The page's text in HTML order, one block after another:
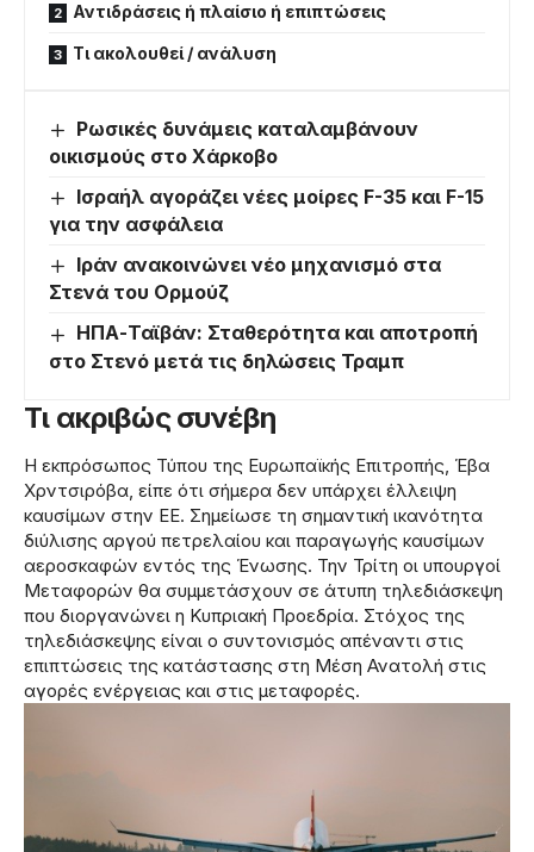
Αντιδράσεις ή πλαίσιο ή επιπτώσεις
Τι ακολουθεί / ανάλυση
Ρωσικές δυνάμεις καταλαμβάνουν
οικισμούς στο Χάρκοβο
Ισραήλ αγοράζει νέες μοίρες F-35 και F-15
για την ασφάλεια
Ιράν ανακοινώνει νέο μηχανισμό στα
Στενά του Ορμούζ
ΗΠΑ-Ταϊβάν: Σταθερότητα και αποτροπή
στο Στενό μετά τις δηλώσεις Τραμπ
Τι ακριβώς συνέβη
Η εκπρόσωπος Τύπου της Ευρωπαϊκής Επιτροπής, Έβα
Χρντσιρόβα, είπε ότι σήμερα δεν υπάρχει έλλειψη
καυσίμων στην ΕΕ. Σημείωσε τη σημαντική ικανότητα
διύλισης αργού πετρελαίου και παραγωγής καυσίμων
αεροσκαφών εντός της Ένωσης. Την Τρίτη οι υπουργοί
Μεταφορών θα συμμετάσχουν σε άτυπη τηλεδιάσκεψη
που διοργανώνει η Κυπριακή Προεδρία. Στόχος της
τηλεδιάσκεψης είναι ο συντονισμός απέναντι στις
επιπτώσεις της κατάστασης στη Μέση Ανατολή στις
αγορές ενέργειας και στις μεταφορές.